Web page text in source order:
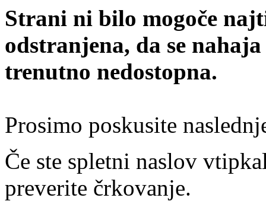
Strani ni bilo mogoče
odstranjena, da se
trenutno nedostopna.
Prosimo poskusite
Če ste spletni naslov
preverite črkovanje.